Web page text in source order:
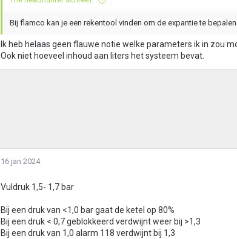
Bij flamco kan je een rekentool vinden om de expantie te
Ik heb helaas geen flauwe notie welke parameters ik in zou
Ook niet hoeveel inhoud aan liters het systeem bevat.
16 jan 2024
Vuldruk 1,5- 1,7 bar
Bij een druk van <1,0 bar gaat de ketel op 80%
Bij een druk < 0,7 geblokkeerd verdwijnt weer bij >1,3
Bij een druk van 1,0 alarm 118 verdwijnt bij 1,3